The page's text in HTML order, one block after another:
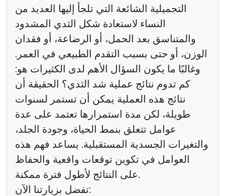
التجميلية الشائعة التي تلجأ إليها العديد من
النساء لاستعادة شكل الثدي المشدود
والمتناسق بعد الحمل، أو الرضاعة، أو فقدان
الوزن، أو حتى بسبب التقدم الطبيعي في العمر.
وغالبًا ما يكون السؤال الأهم لدى الكثيرات هو:
كم تدوم نتائج عملية شد الثدي؟ الحقيقة أن
نتائج هذه العملية يمكن أن تستمر لسنوات
طويلة، لكن مدة استمرارها تعتمد على عدة
عوامل تتعلق بنمط الحياة، وجودة الجلد،
والتغيرات الجسدية المستقبلية. يساعد فهم هذه
العوامل في تكوين توقعات واقعية والحفاظ
على النتائج لأطول فترة ممكنة.
تفضل بزيارتنا الآن: